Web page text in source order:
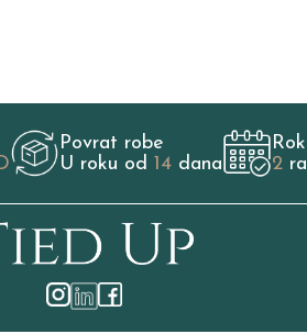
Povrat robe
U roku od 14 dana
2